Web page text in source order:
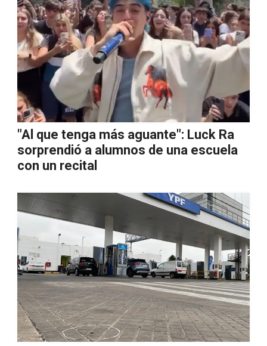
"Al que tenga más aguante": Luck Ra
sorprendió a alumnos de una escuela
con un recital